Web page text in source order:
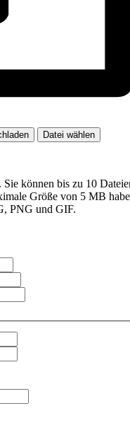
Datei wählen
können bis zu 10
Größe von 5 MB
PNG und GIF.